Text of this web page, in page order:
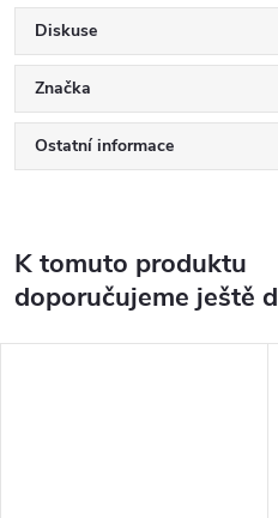
Diskuse
Značka
Ostatní informace
K tomuto produktu
doporučujeme ještě